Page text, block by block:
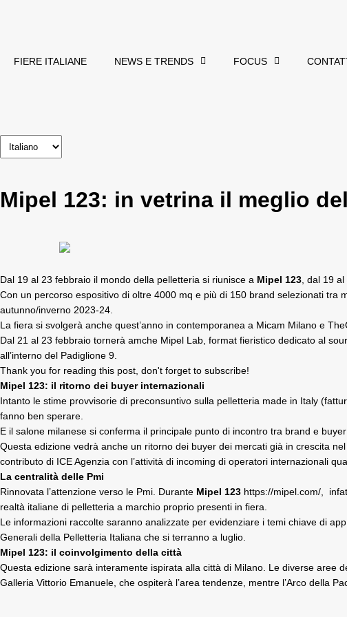
FIERE ITALIANE NEWS E TRENDS FOCUS
Mipel 123: in vetrina il meglio
Dal 19 al 23 febbraio il mondo della pelletteria si riunisce a Mipel 123, dal 19 al
Con un percorso espositivo di oltre 4000 mq e più di 150 brand selezionati tra
autunno/inverno 2023-24.
La fiera si svolgerà anche quest’anno in contemporanea a Micam Milano e
Dal 21 al 23 febbraio tornerà amche Mipel Lab, format fieristico dedicato al
all’interno del Padiglione 9.
Thank you for reading this post, don't forget to subscribe!
Mipel 123: il ritorno dei buyer internazionali
Intanto le stime provvisorie di preconsuntivo sulla pelletteria made in Italy
fanno ben sperare.
E il salone milanese si conferma il principale punto di incontro tra brand e
Questa edizione vedrà anche un ritorno dei buyer dei mercati già in crescita
contributo di ICE Agenzia con l’attività di incoming di operatori internazionali
La centralità delle Pmi
Rinnovata l’attenzione verso le Pmi. Durante Mipel 123 https://mipel.com/,
realtà italiane di pelletteria a marchio proprio presenti in fiera.
Le informazioni raccolte saranno analizzate per evidenziare i temi chiave di
Generali della Pelletteria Italiana che si terranno a luglio.
Mipel 123: il coinvolgimento della città
Questa edizione sarà interamente ispirata alla città di Milano. Le diverse aree
Galleria Vittorio Emanuele, che ospiterà l’area tendenze, mentre l’Arco della